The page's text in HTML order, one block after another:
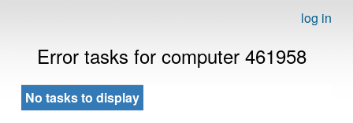
log in
Error tasks for computer 461958
No tasks to display